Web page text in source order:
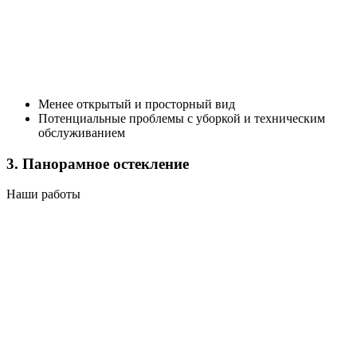
Менее открытый и просторный вид
Потенциальные проблемы с уборкой и техническим
обслуживанием
3. Панорамное остекление
Наши работы